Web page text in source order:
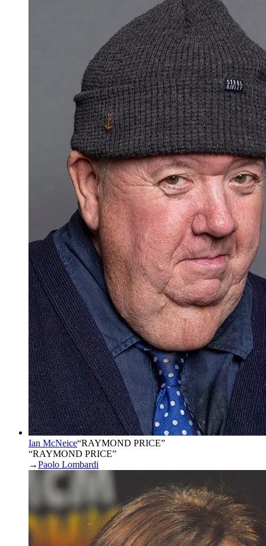
Ian McNeice“RAYMOND PRICE”
“RAYMOND PRICE”
→Paolo Lombardi